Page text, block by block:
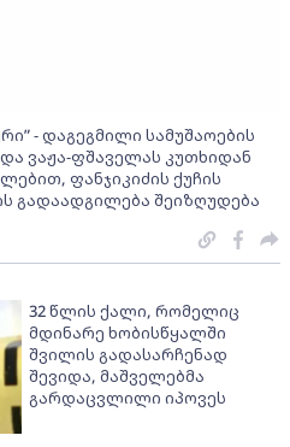
- დაგეგმილი სამუშაოების
ვაჟა-ფშაველას კუთხიდან
ფანჯიკიძის ქუჩის
გადაადგილება შეიზღუდება
32 წლის ქალი, რომელიც
მდინარე ხობისწყალში
შვილის გადასარჩენად
შევიდა, მაშველებმა
გარდაცვლილი იპოვეს